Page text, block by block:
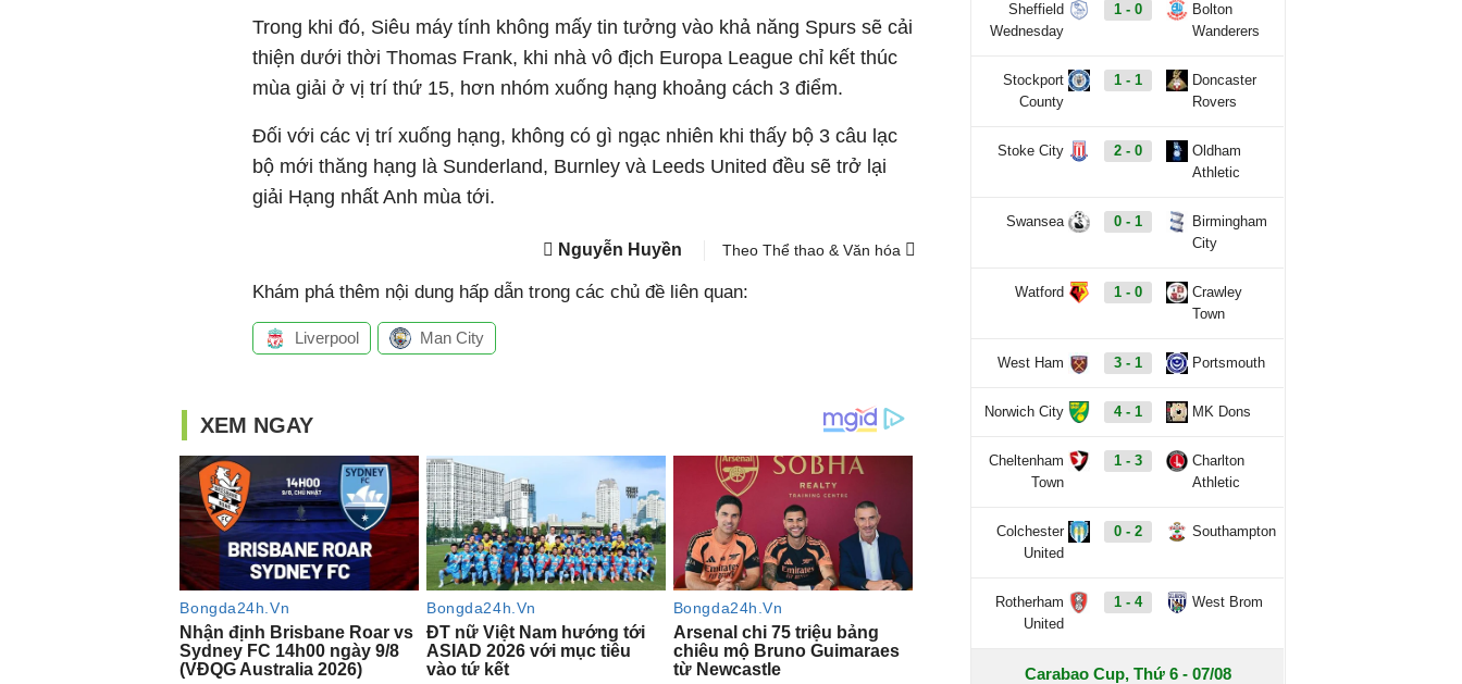
Trong khi đó, Siêu máy tính không mấy tin tưởng vào khả năng Spurs sẽ cải
thiện dưới thời Thomas Frank, khi nhà vô địch Europa League chỉ kết thúc
mùa giải ở vị trí thứ 15, hơn nhóm xuống hạng khoảng cách 3 điểm.
Đối với các vị trí xuống hạng, không có gì ngạc nhiên khi thấy bộ 3 câu lạc
bộ mới thăng hạng là Sunderland, Burnley và Leeds United đều sẽ trở lại
giải Hạng nhất Anh mùa tới.
Nguyễn Huyền Theo Thể thao & Văn hóa
Khám phá thêm nội dung hấp dẫn trong các chủ đề liên quan:
Liverpool Man City
Sheffield
Wednesday
1 - 0
Bolton
Wanderers
Stockport
County
1 - 1
Doncaster
Rovers
Stoke City 2 - 0
Oldham
Athletic
Swansea 0 - 1
Birmingham
City
Watford 1 - 0
Crawley
Town
West Ham 3 - 1 Portsmouth
Norwich City 4 - 1 MK Dons
Cheltenham
Town
1 - 3
Charlton
Athletic
Colchester
United
0 - 2 Southampton
Rotherham
United
1 - 4 West Brom
Carabao Cup, Thứ 6 - 07/08